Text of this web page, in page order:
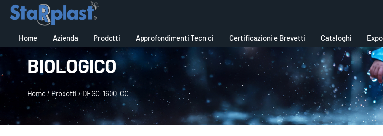
Home Azienda Prodotti Approfondimenti Tecnici Certificazioni e Brevetti Cataloghi
BIOLOGICO
Home / Prodotti / DEGC-1600-CO